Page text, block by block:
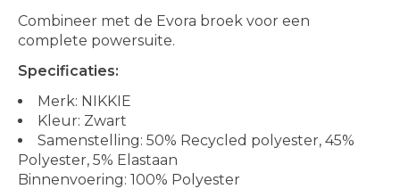
Combineer met de Evora broek voor een
complete powersuite.
Specificaties:
Merk: NIKKIE
Kleur: Zwart
Samenstelling: 50% Recycled polyester, 45%
Polyester, 5% Elastaan
Binnenvoering: 100% Polyester